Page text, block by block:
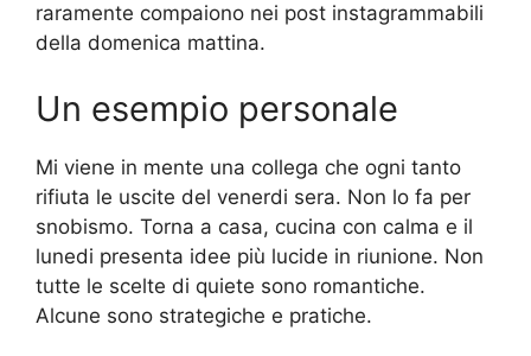
raramente compaiono nei post instagrammabili
della domenica mattina.
Un esempio personale
Mi viene in mente una collega che ogni tanto
rifiuta le uscite del venerdi sera. Non lo fa per
snobismo. Torna a casa, cucina con calma e il
lunedi presenta idee più lucide in riunione. Non
tutte le scelte di quiete sono romantiche.
Alcune sono strategiche e pratiche.